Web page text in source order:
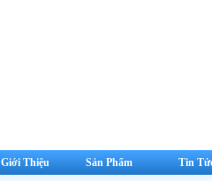
Giới Thiệu Sản Phẩm Tin